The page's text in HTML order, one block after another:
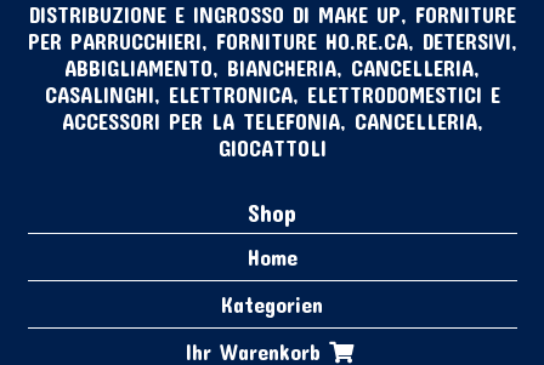
DISTRIBUZIONE E INGROSSO DI MAKE UP, FORNITURE
PER PARRUCCHIERI, FORNITURE HO.RE.CA, DETERSIVI,
ABBIGLIAMENTO, BIANCHERIA, CANCELLERIA,
CASALINGHI, ELETTRONICA, ELETTRODOMESTICI E
ACCESSORI PER LA TELEFONIA, CANCELLERIA,
GIOCATTOLI
Shop
Home
Kategorien
Ihr Warenkorb